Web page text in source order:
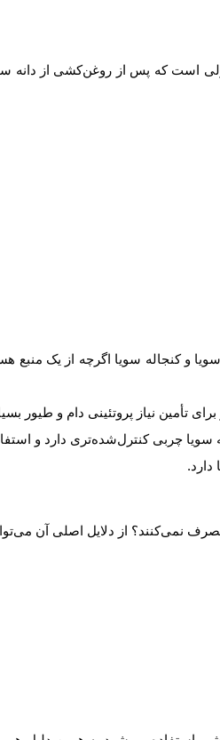
است که پس از روغن‌کشی از دانه
کنجاله سویا اگرچه از یک منبع
تأمین نیاز پروتئینی دام و طیور
سویا چربی کنترل‌شده‌تری دارد و
نمی‌کنند؟ از دلایل اصلی آن